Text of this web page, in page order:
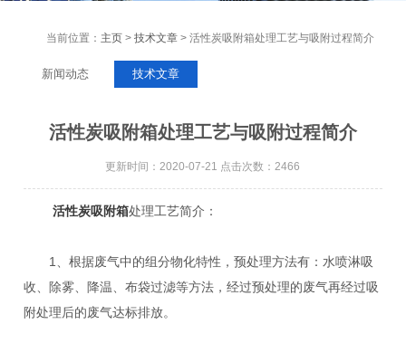
当前位置： 主页 >技术文章 > 活性炭吸附箱处理工艺与吸附过程简介
新闻动态 技术文章
活性炭吸附箱处理工艺与吸附过程简介
更新时间：2020-07-21 点击次数：2466
活性炭吸附箱处理工艺简介：
1、根据废气中的组分物化特性，预处理方法有：水喷淋吸
收、除雾、降温、布袋过滤等方法，经过预处理的废气再经过吸
附处理后的废气达标排放。